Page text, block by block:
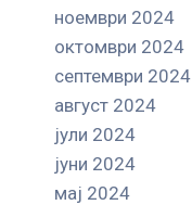
ноември 2024
октомври 2024
септември 2024
август 2024
јули 2024
јуни 2024
мај 2024